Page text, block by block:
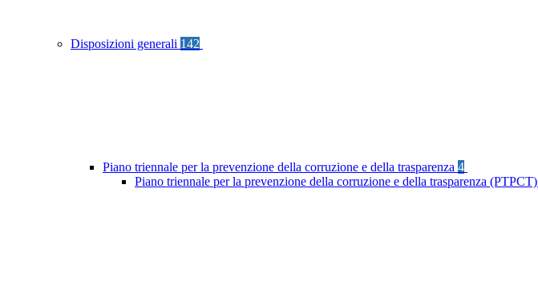
Disposizioni generali 142
Piano triennale per la prevenzione della corruzione e della trasparenza 4
Piano triennale per la prevenzione della corruzione e della trasparenza (PTPCT)